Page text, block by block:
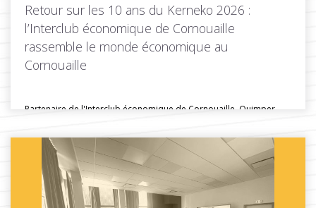
Retour sur les 10 ans du Kerneko 2026 :
l’Interclub économique de Cornouaille
rassemble le monde économique au
Cornouaille
Partenaire de l'Interclub économique de Cornouaille, Quimper
Toutes les actus de cette rubrique LIRE LA SUITE